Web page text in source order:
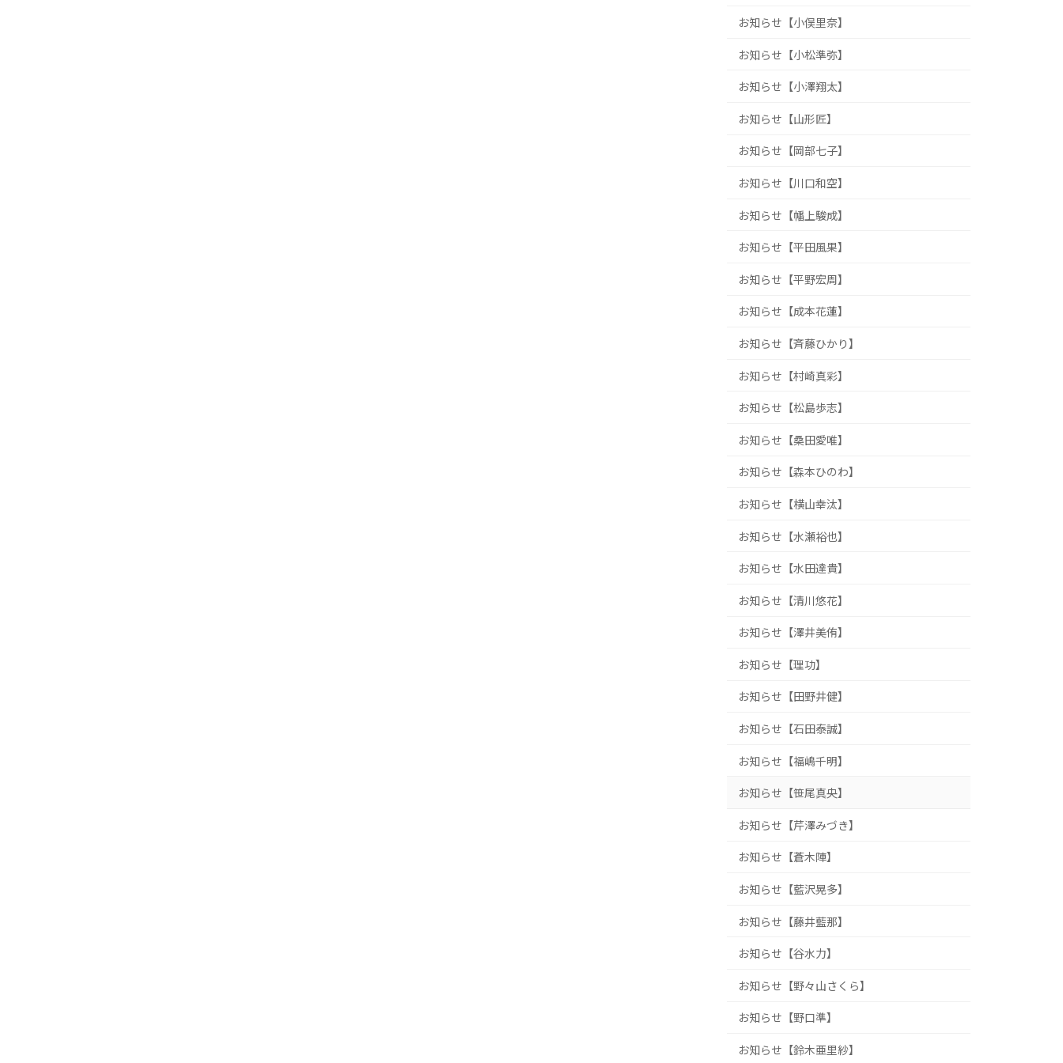
お知らせ【小俣里奈】
お知らせ【小松準弥】
お知らせ【小澤翔太】
お知らせ【山形匠】
お知らせ【岡部七子】
お知らせ【川口和空】
お知らせ【幡上駿成】
お知らせ【平田風果】
お知らせ【平野宏周】
お知らせ【成本花蓮】
お知らせ【斉藤ひかり】
お知らせ【村崎真彩】
お知らせ【松島歩志】
お知らせ【桑田愛唯】
お知らせ【森本ひのわ】
お知らせ【横山幸汰】
お知らせ【水瀬裕也】
お知らせ【水田達貴】
お知らせ【清川悠花】
お知らせ【澤井美侑】
お知らせ【理功】
お知らせ【田野井健】
お知らせ【石田泰誠】
お知らせ【福嶋千明】
お知らせ【笹尾真央】
お知らせ【芹澤みづき】
お知らせ【蒼木陣】
お知らせ【藍沢晃多】
お知らせ【藤井藍那】
お知らせ【谷水力】
お知らせ【野々山さくら】
お知らせ【野口準】
お知らせ【鈴木亜里紗】